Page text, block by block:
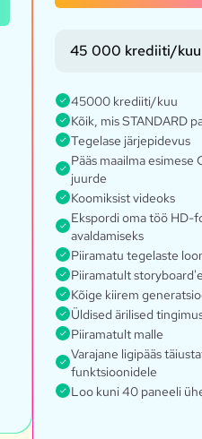
45 000 krediiti/kuu
45000 krediiti/kuu
Kõik, mis STANDARD
Tegelase järjepidevus
Pääs maailma esimese
juurde
Koomiksist videoks
Ekspordi oma töö HD-
avaldamiseks
Piiramatu tegelaste
Piiramatult storyboard'e
Kõige kiirem
Üldised ärilised
Piiramatult malle
Varajane ligipääs
funktsioonidele
Loo kuni 40 paneeli